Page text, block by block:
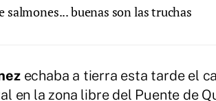
salmones... buenas son las truchas
echaba a tierra esta tarde el
en la zona libre del Puente de